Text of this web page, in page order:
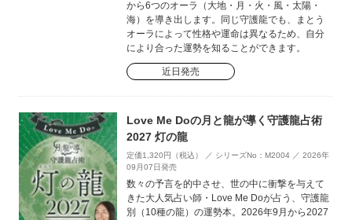
から6つのオーラ（大地・月・火・風・太陽・
海）を導き出します。同じ守護龍でも、まとう
オーラによって性格や運命は異なるため、自分
により合った運勢を知ることができます。
近日発売
Love Me Doの月と龍が導く守護龍占術
2027 灯の龍
定価1,320円（税込） ／ シリーズNo：M2004 ／ 2026年
09月07日発売
数々の予言を的中させ、世の中に衝撃を与えて
きた大人気占い師・Love Me Doが占う、守護龍
別（10種の龍）の運勢本。2026年9月から2027